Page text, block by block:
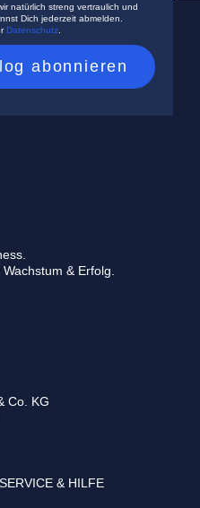
natürlich streng vertraulich und
Dich jederzeit abmelden.
Datenschutz
& Erfolg.
Co. KG
SERVICE & HILFE